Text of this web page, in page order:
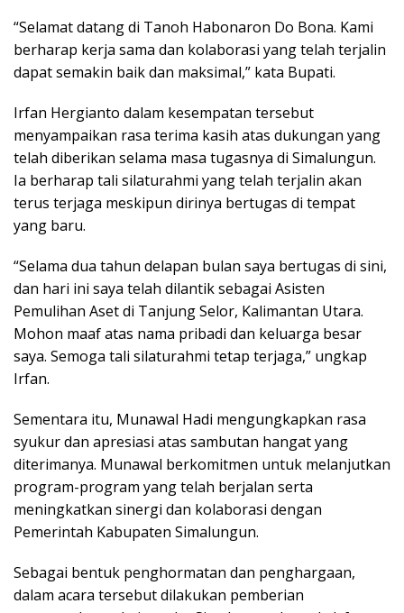
“Selamat datang di Tanoh Habonaron Do Bona. Kami
berharap kerja sama dan kolaborasi yang telah terjalin
dapat semakin baik dan maksimal,” kata Bupati.
Irfan Hergianto dalam kesempatan tersebut
menyampaikan rasa terima kasih atas dukungan yang
telah diberikan selama masa tugasnya di Simalungun.
Ia berharap tali silaturahmi yang telah terjalin akan
terus terjaga meskipun dirinya bertugas di tempat
yang baru.
“Selama dua tahun delapan bulan saya bertugas di sini,
dan hari ini saya telah dilantik sebagai Asisten
Pemulihan Aset di Tanjung Selor, Kalimantan Utara.
Mohon maaf atas nama pribadi dan keluarga besar
saya. Semoga tali silaturahmi tetap terjaga,” ungkap
Irfan.
Sementara itu, Munawal Hadi mengungkapkan rasa
syukur dan apresiasi atas sambutan hangat yang
diterimanya. Munawal berkomitmen untuk melanjutkan
program-program yang telah berjalan serta
meningkatkan sinergi dan kolaborasi dengan
Pemerintah Kabupaten Simalungun.
Sebagai bentuk penghormatan dan penghargaan,
dalam acara tersebut dilakukan pemberian